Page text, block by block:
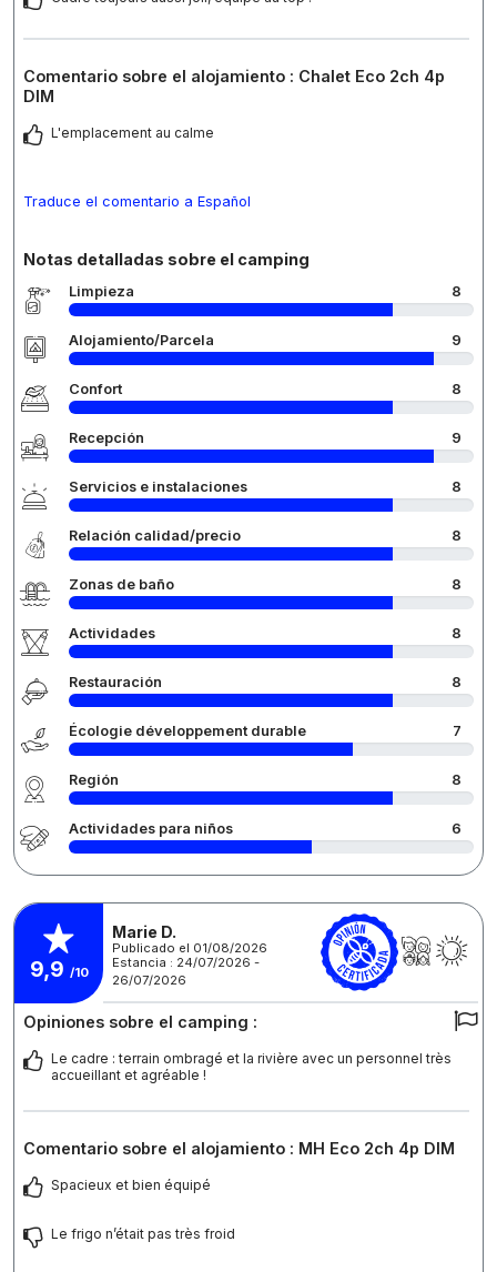
Comentario sobre el alojamiento : Chalet Eco 2ch 4p
DIM
L'emplacement au calme
Traduce el comentario a Español
Notas detalladas sobre el camping
Limpieza 8
Alojamiento/Parcela 9
Confort 8
Recepción 9
Servicios e instalaciones 8
Relación calidad/precio 8
Zonas de baño 8
Actividades 8
Restauración 8
Écologie développement durable 7
Región 8
Actividades para niños 6
9,9 /10
Marie D.
Publicado el 01/08/2026
Estancia : 24/07/2026 -
26/07/2026
Opiniones sobre el camping :
Le cadre : terrain ombragé et la rivière avec un personnel très
accueillant et agréable !
Comentario sobre el alojamiento : MH Eco 2ch 4p DIM
Spacieux et bien équipé
Le frigo n’était pas très froid